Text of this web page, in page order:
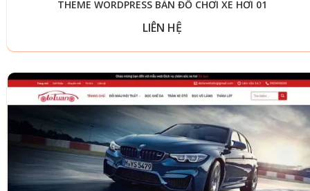
THEME WORDPRESS BÁN ĐỒ CHƠI XE HƠI 01
LIÊN HỆ